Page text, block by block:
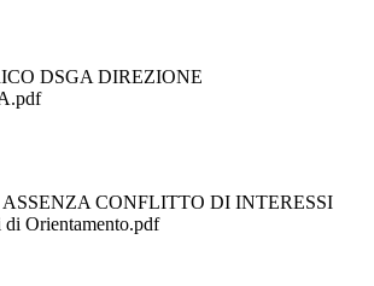
DSGA DIREZIONE
CONFLITTO DI INTERESSI
Orientamento.pdf